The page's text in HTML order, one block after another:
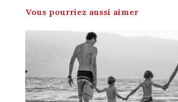
Vous pourriez aussi aimer